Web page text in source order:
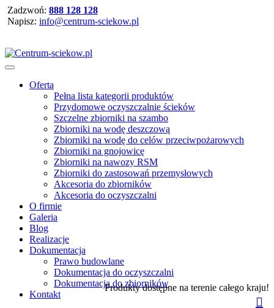
Zadzwoń: 888 128 128
Napisz: info@centrum-sciekow.pl
Oferta
Pełna lista kategorii produktów
Przydomowe oczyszczalnie ścieków
Szczelne zbiorniki na szambo
Zbiorniki na wodę deszczową
Zbiorniki na wodę do celów przeciwpożarowych
Zbiorniki na gnojowicę
Zbiorniki na nawozy RSM
Zbiorniki do zastosowań przemysłowych
Akcesoria do zbiorników
Akcesoria do oczyszczalni
O firmie
Galeria
Blog
Realizacje
Dokumentacja
Prawo budowlane
Dokumentacja do oczyszczalni
Dokumentacja do zbiorników
Kontakt
Produkty dostępne na terenie całego kraju!